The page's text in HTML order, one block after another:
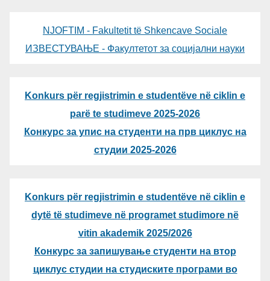
NJOFTIM - Fakultetit të Shkencave Sociale
ИЗВЕСТУВАЊЕ - Факултетот за социјални науки
Konkurs për regjistrimin e studentëve në ciklin e
parë te studimeve 2025-2026
Конкурс за упис на студенти на прв циклус на
студии 2025-2026
Konkurs për regjistrimin e studentëve në ciklin e
dytë të studimeve në programet studimore në
vitin akademik 2025/2026
Конкурс за запишување студенти на втор
циклус студии на студиските програми во